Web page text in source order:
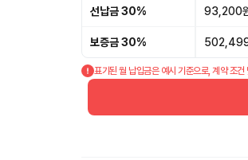
선납금 30% 93,200
보증금 30%
표기된 월 납입금은 예시 기준으로, 계약 조